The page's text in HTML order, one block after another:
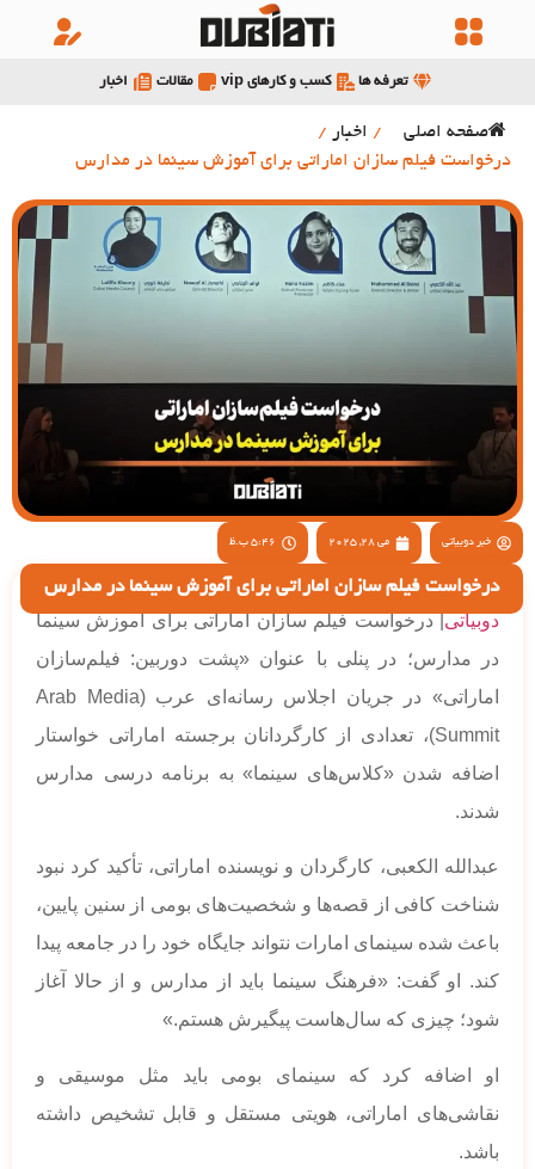
تعرفه ها کسب و کارهای vip مقالات اخبار
صفحه اصلی / اخبار /
درخواست فیلم سازان اماراتی برای آموزش سینما در مدارس
خبر دوبیاتی می 28, 2025 5:46 ب.ظ
درخواست فیلم سازان اماراتی برای آموزش سینما در مدارس
دوبیاتی| درخواست فیلم سازان اماراتی برای آموزش سینما
در مدارس؛ در پنلی با عنوان «پشت دوربین: فیلم‌سازان
اماراتی» در جریان اجلاس رسانه‌ای عرب (Arab Media
Summit)، تعدادی از کارگردانان برجسته اماراتی خواستار
اضافه شدن «کلاس‌های سینما» به برنامه درسی مدارس
شدند.
عبدالله الکعبی، کارگردان و نویسنده اماراتی، تأکید کرد نبود
شناخت کافی از قصه‌ها و شخصیت‌های بومی از سنین پایین،
باعث شده سینمای امارات نتواند جایگاه خود را در جامعه پیدا
کند. او گفت: «فرهنگ سینما باید از مدارس و از حالا آغاز
شود؛ چیزی که سال‌هاست پیگیرش هستم.»
او اضافه کرد که سینمای بومی باید مثل موسیقی و
نقاشی‌های اماراتی، هویتی مستقل و قابل تشخیص داشته
باشد.